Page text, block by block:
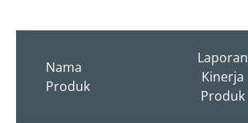
Nama
Produk
Laporan
Kinerja
Produk
Nama
Produk